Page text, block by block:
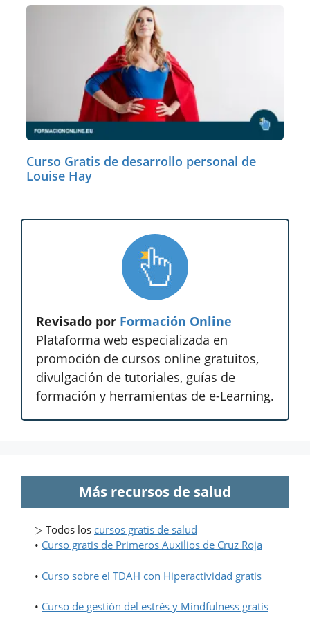
Curso Gratis de desarrollo personal de
Louise Hay
Revisado por Formación Online
Plataforma web especializada en
promoción de cursos online gratuitos,
divulgación de tutoriales, guías de
formación y herramientas de e-Learning.
Más recursos de salud
▷ Todos los cursos gratis de salud
• Curso gratis de Primeros Auxilios de Cruz Roja
• Curso sobre el TDAH con Hiperactividad gratis
• Curso de gestión del estrés y Mindfulness gratis